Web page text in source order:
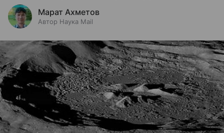
Марат Ахметов
Автор Наука Mail